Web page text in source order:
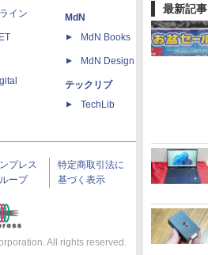
最新記事
イン
MdN
MdN Books
MdN Design Interactive
テックリブ
TechLib
プレス
ープ
特定商取引法に
基づく表示
All rights reserved.